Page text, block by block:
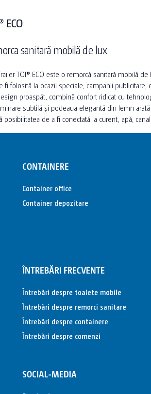
ECO
sanitară mobilă de lux
TOI® ECO este o remorcă sanitară mobilă
fi folosită la ocazii speciale, campanii publicitare,
proaspăt, combină confort ridicat cu
subtilă și podeaua elegantă din lemn
posibilitatea de a fi conectată la curent, apă,
CONTAINERE
Container office
Container depozitare
ÎNTREBĂRI FRECVENTE
Întrebări despre toalete mobile
Întrebări despre remorci sanitare
Întrebări despre containere
Întrebări despre comenzi
SOCIAL-MEDIA